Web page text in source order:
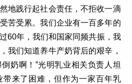
地践行起社会责任，不拒收一滴
苦受累。我们企业有一百多年的
60年，我们和国家同频共振，我
我们知道养牛产奶背后的艰辛，
奶啊！”光明乳业相关负责人坦
带来了困难，但作为一家百年乳